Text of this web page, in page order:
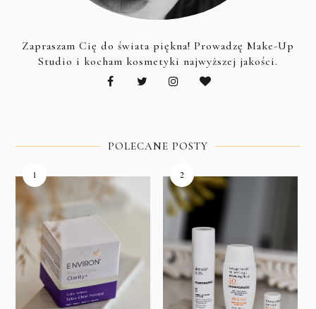
Zapraszam Cię do świata piękna! Prowadzę Make-Up
Studio i kocham kosmetyki najwyższej jakości.
POLECANE POSTY